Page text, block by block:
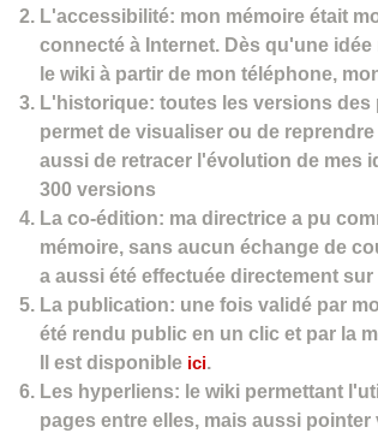
L'accessibilité: mon mémoire était
connecté à Internet. Dès qu'une
le wiki à partir de mon téléphone,
L'historique: toutes les versions
permet de visualiser ou de
aussi de retracer l'évolution de mes
300 versions
La co-édition: ma directrice a pu
mémoire, sans aucun échange de
a aussi été effectuée directement sur
La publication: une fois validé par
été rendu public en un clic et par la
Il est disponible ici.
Les hyperliens: le wiki permettant
pages entre elles, mais aussi